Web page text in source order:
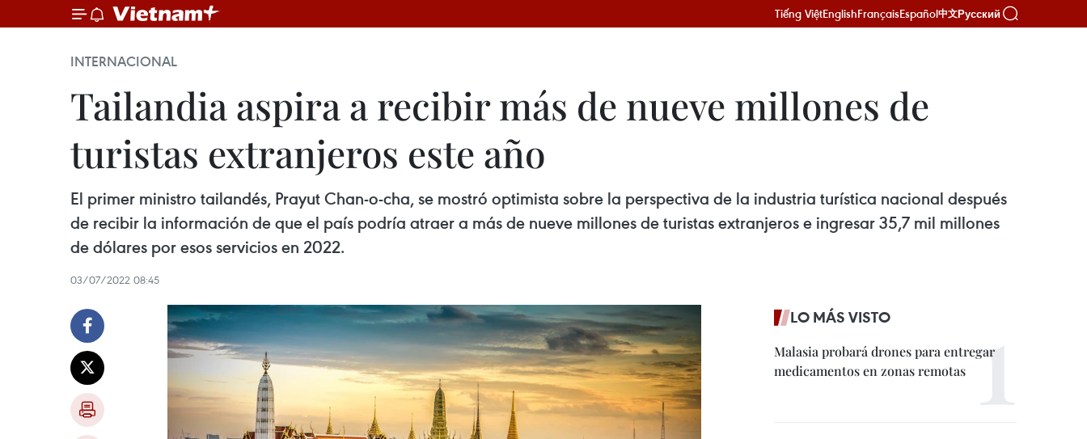
Tiếng ViệtEnglishFrançaisEspañol中文Русский
INTERNACIONAL
Tailandia aspira a recibir más de nueve millones de
turistas extranjeros este año
El primer ministro tailandés, Prayut Chan-o-cha, se mostró optimista sobre la perspectiva de la industria turística nacional después
de recibir la información de que el país podría atraer a más de nueve millones de turistas extranjeros e ingresar 35,7 mil millones
de dólares por esos servicios en 2022.
03/07/2022 08:45
LO MÁS VISTO
Malasia probará drones para entregar
medicamentos en zonas remotas